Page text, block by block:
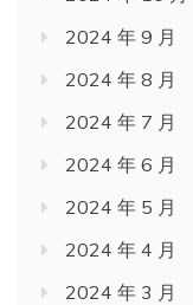
2024 年 9 月
2024 年 8 月
2024 年 7 月
2024 年 6 月
2024 年 5 月
2024 年 4 月
2024 年 3 月